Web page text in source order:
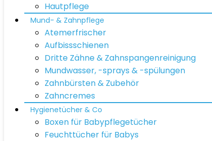
Hautpflege
Mund- & Zahnpflege
Atemerfrischer
Aufbissschienen
Dritte Zähne & Zahnspangenreinigung
Mundwasser, -sprays & -spülungen
Zahnbürsten & Zubehör
Zahncremes
Hygienetücher & Co
Boxen für Babypflegetücher
Feuchttücher für Babys